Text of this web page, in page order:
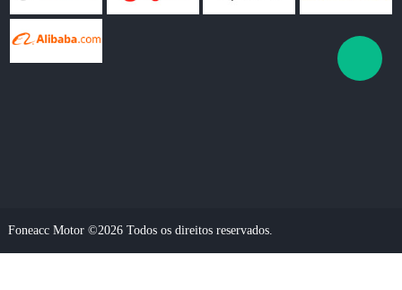
Foneacc Motor ©2026 Todos os direitos reservados.